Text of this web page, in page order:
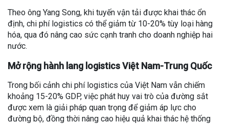
Theo ông Yang Song, khi tuyến vận tải được khai thác ổn
định, chi phí logistics có thể giảm từ 10-20% tùy loại hàng
hóa, qua đó nâng cao sức cạnh tranh cho doanh nghiệp hai
nước.
Mở rộng hành lang logistics Việt Nam-Trung Quốc
Trong bối cảnh chi phí logistics của Việt Nam vẫn chiếm
khoảng 15-20% GDP, việc phát huy vai trò của đường sắt
được xem là giải pháp quan trọng để giảm áp lực cho
đường bộ, đồng thời nâng cao hiệu quả khai thác hệ thống